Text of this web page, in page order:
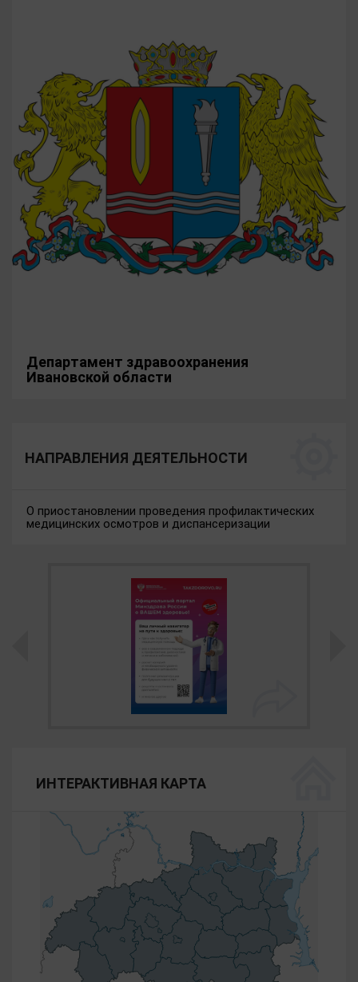
Департамент здравоохранения
Ивановской области
НАПРАВЛЕНИЯ ДЕЯТЕЛЬНОСТИ
О приостановлении проведения профилактических
медицинских осмотров и диспансеризации
ИНТЕРАКТИВНАЯ КАРТА